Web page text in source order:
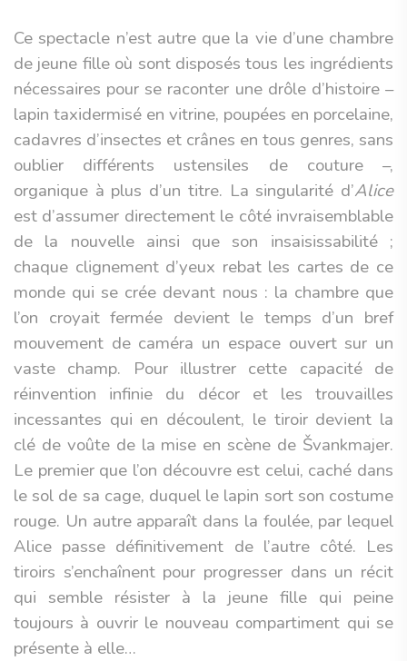
Ce spectacle n’est autre que la vie d’une chambre
de jeune fille où sont disposés tous les ingrédients
nécessaires pour se raconter une drôle d’histoire –
lapin taxidermisé en vitrine, poupées en porcelaine,
cadavres d’insectes et crânes en tous genres, sans
oublier différents ustensiles de couture –,
organique à plus d’un titre. La singularité d’Alice
est d’assumer directement le côté invraisemblable
de la nouvelle ainsi que son insaisissabilité ;
chaque clignement d’yeux rebat les cartes de ce
monde qui se crée devant nous : la chambre que
l’on croyait fermée devient le temps d’un bref
mouvement de caméra un espace ouvert sur un
vaste champ. Pour illustrer cette capacité de
réinvention infinie du décor et les trouvailles
incessantes qui en découlent, le tiroir devient la
clé de voûte de la mise en scène de Švankmajer.
Le premier que l’on découvre est celui, caché dans
le sol de sa cage, duquel le lapin sort son costume
rouge. Un autre apparaît dans la foulée, par lequel
Alice passe définitivement de l’autre côté. Les
tiroirs s’enchaînent pour progresser dans un récit
qui semble résister à la jeune fille qui peine
toujours à ouvrir le nouveau compartiment qui se
présente à elle…